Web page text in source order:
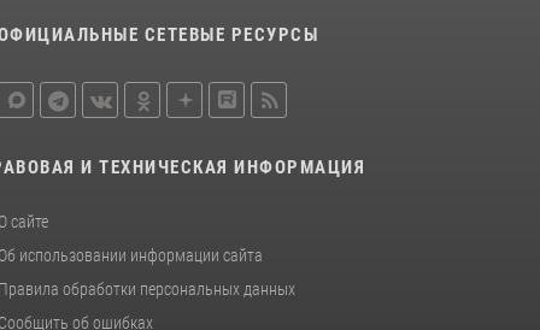
правопорядок во время проведения
03 августа 2026, 16:40
СЕТЕВЫЕ РЕСУРСЫ
И ТЕХНИЧЕСКАЯ ИНФОРМАЦИЯ
О сайте
Об использовании информации сайта
Правила обработки персональных данных
Сообщить об ошибках